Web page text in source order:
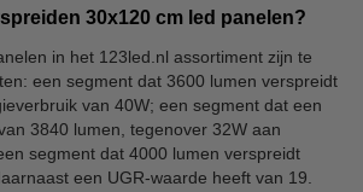
30x120 cm led panelen?
in het 123led.nl assortiment zijn te
een segment dat 3600 lumen verspreidt
van 40W; een segment dat een
3840 lumen, tegenover 32W aan
segment dat 4000 lumen verspreidt
een UGR-waarde heeft van 19.